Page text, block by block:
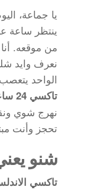
يا جماعة،
ينتظر ساعة
من موقعه.
نعرف وايد
الواحد
تاكسي 24 ساعة الكويت
نهرج شوي
تحجز وأنت
شنو
تاكسي